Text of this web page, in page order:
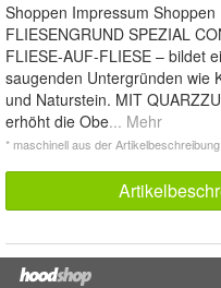
Shoppen Impressum
FLIESENGRUND SPEZIAL
FLIESE-AUF-FLIESE – bildet
saugenden Untergründen wie
und Naturstein. MIT
erhöht die Obe... Mehr
* maschinell aus der